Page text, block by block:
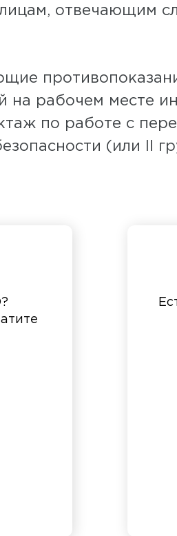
отвечающим
рабочем месте
по работе с
(или II